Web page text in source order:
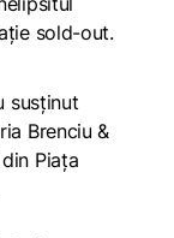
sold-out.
susținut
Brenciu &
Piața